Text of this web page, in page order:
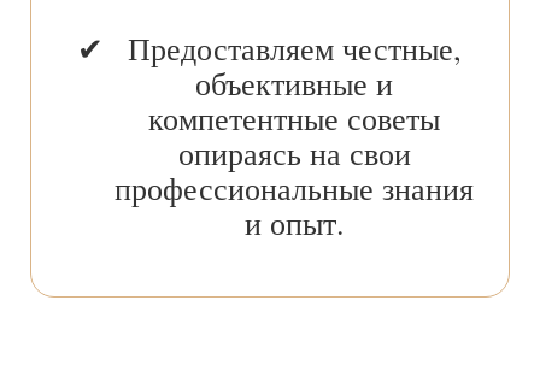
Предоставляем честные,
объективные и
компетентные советы
опираясь на свои
профессиональные знания
и опыт.